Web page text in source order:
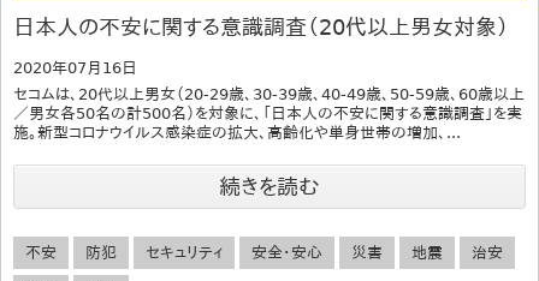
日本人の不安に関する意識調査（20代以上男女対象）
2020年07月16日
セコムは、20代以上男女（20-29歳、30-39歳、40-49歳、50-59歳、60歳以上
／男女各50名の計500名）を対象に、「日本人の不安に関する意識調査」を実
施。新型コロナウイルス感染症の拡大、高齢化や単身世帯の増加、...
続きを読む
不安 防犯 セキュリティ 安全・安心 災害 地震 治安